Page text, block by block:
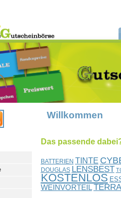
Willkommen
Das passende
BATTERIEN TINTE
DOUGLAS LENSBEST
KOSTENLOS
WEINVORTEIL TERRA